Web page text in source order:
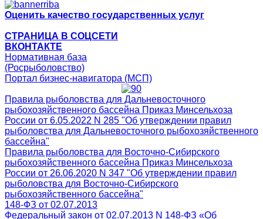
Оценить качество государственных услуг
СТРАНИЦА В СОЦСЕТИ
ВКОНТАКТЕ
Нормативная база
(Росрыболовство)
Портал бизнес-навигатора (МСП)
Правила рыболовства для Дальневосточного
рыбохозяйственного бассейна Приказ Минсельхоза
России от 6.05.2022 N 285 "Об утверждении правил
рыболовства для Дальневосточного рыбохозяйственного
бассейна"
Правила рыболовства для Восточно-Сибирского
рыбохозяйственного бассейна Приказ Минсельхоза
России от 26.06.2020 N 347 "Об утверждении правил
рыболовства для Восточно-Сибирского
рыбохозяйственного бассейна"
148-ФЗ от 02.07.2013
Федеральный закон от 02.07.2013 N 148-ФЗ «Об